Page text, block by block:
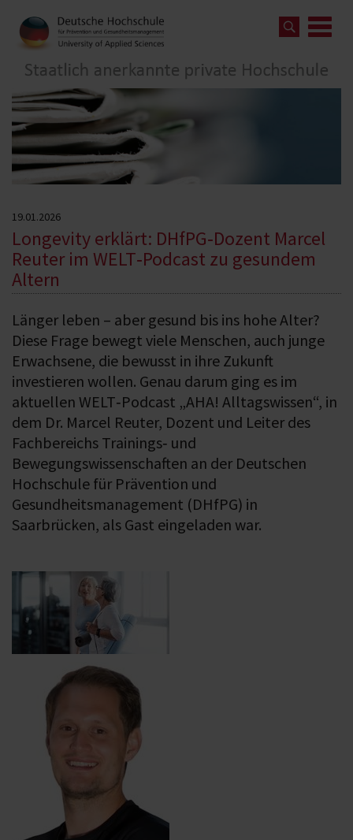
19.01.2026
Longevity erklärt: DHfPG‑Dozent Marcel
Reuter im WELT‑Podcast zu gesundem
Altern
Länger leben – aber gesund bis ins hohe Alter?
Diese Frage bewegt viele Menschen, auch junge
Erwachsene, die bewusst in ihre Zukunft
investieren wollen. Genau darum ging es im
aktuellen WELT‑Podcast „AHA! Alltagswissen“, in
dem Dr. Marcel Reuter, Dozent und Leiter des
Fachbereichs Trainings‑ und
Bewegungswissenschaften an der Deutschen
Hochschule für Prävention und
Gesundheitsmanagement (DHfPG) in
Saarbrücken, als Gast eingeladen war.